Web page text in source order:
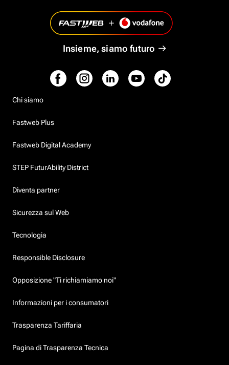
Insieme, siamo futuro
Chi siamo
Fastweb Plus
Fastweb Digital Academy
STEP FuturAbility District
Diventa partner
Sicurezza sul Web
Tecnologia
Responsible Disclosure
Opposizione "Ti richiamiamo noi"
Informazioni per i consumatori
Trasparenza Tariffaria
Pagina di Trasparenza Tecnica